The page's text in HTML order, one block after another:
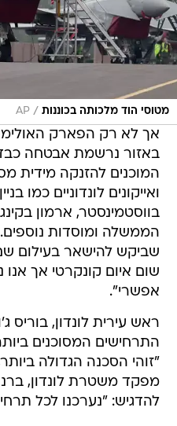
מטוסי הוד מלכותה בכוננות /
AP
אך לא רק הפארק
באזור נרשמת אבטחה
המוכנים להזנקה מידית
ואייקונים לונדוניים כמו
בווסטמינסטר, ארמון
הממשלה ומוסדות
שביקש להישאר בעילום
שום איום קונקרטי אך
אפשרי".
ראש עירית לונדון, בוריס
התרחישים המסוכנים
"זוהי הסכנה הגדולה
מפקד משטרת לונדון,
להדגיש: "נערכנו לכל